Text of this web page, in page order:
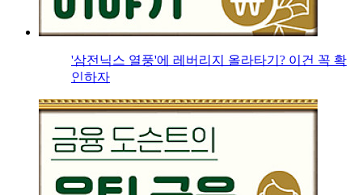
'삼전닉스 열풍'에 레버리지 올라타기? 이건 꼭 확
인하자